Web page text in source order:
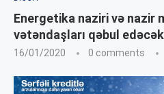
Energetika naziri və nazir
vətəndaşları qəbul edəcək
16/01/2020 0 comments